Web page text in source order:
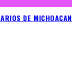
DE MICHOACAN